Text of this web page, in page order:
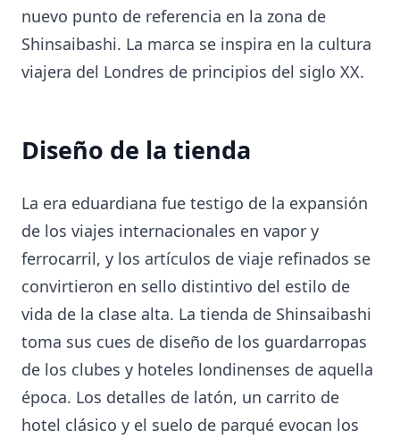
nuevo punto de referencia en la zona de
Shinsaibashi. La marca se inspira en la cultura
viajera del Londres de principios del siglo XX.
Diseño de la tienda
La era eduardiana fue testigo de la expansión
de los viajes internacionales en vapor y
ferrocarril, y los artículos de viaje refinados se
convirtieron en sello distintivo del estilo de
vida de la clase alta. La tienda de Shinsaibashi
toma sus cues de diseño de los guardarropas
de los clubes y hoteles londinenses de aquella
época. Los detalles de latón, un carrito de
hotel clásico y el suelo de parqué evocan los